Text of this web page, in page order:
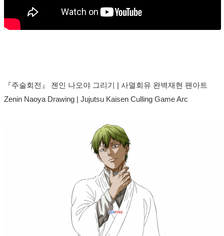
『주술회전』 젠인 나오야 그리기 | 사멸회유 완벽재현 팬아트
Zenin Naoya Drawing | Jujutsu Kaisen Culling Game Arc